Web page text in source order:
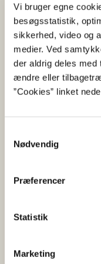
Vi bruger egne
besøgsstatistik,
sikkerhed, video og
medier. Ved
der aldrig deles med
ændre eller
”Cookies” linket
Nødvendig
Præferencer
Statistik
Marketing
Program
Kl. 12.30 Dørene
Kl. 13.00 Velkomst
DTU
landbrug og fiskeri
Kl. 13.15 Oplæg om
Kl. 14.40 Spørgsmål
Kl. 15.00 Oplæg:
vejen for, at vi
Kl. 15.15